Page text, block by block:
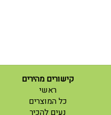
קישורים מהירים
ראשי
(current)
כל המוצרים
נעים להכיר